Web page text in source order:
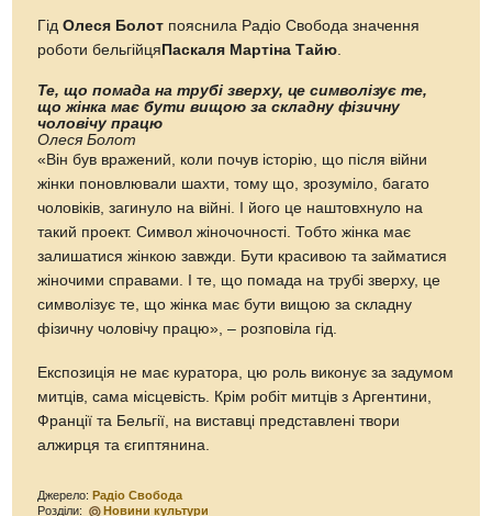
ГідОлеся Болот пояснила Радіо Свобода значення
роботи бельгійця Паскаля Мартіна Тайю.
Те, що помада на трубі зверху, це символізує те,
що жінка має бути вищою за складну фізичну
чоловічу працю
Олеся Болот
«Він був вражений, коли почув історію, що після війни
жінки поновлювали шахти, тому що, зрозуміло, багато
чоловіків, загинуло на війні. І його це наштовхнуло на
такий проект. Символ жіночочності. Тобто жінка має
залишатися жінкою завжди. Бути красивою та займатися
жіночими справами. І те, що помада на трубі зверху, це
символізує те, що жінка має бути вищою за складну
фізичну чоловічу працю», – розповіла гід.
Експозиція не має куратора, цю роль виконує за задумом
митців, сама місцевість. Крім робіт митців з Аргентини,
Франції та Бельгії, на виставці представлені твори
алжирця та єгиптянина.
Джерело:Радіо Свобода
Розділи:
Новини культури